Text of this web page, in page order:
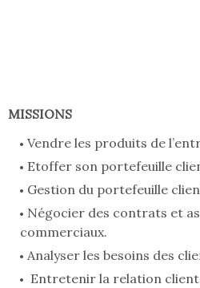
MISSIONS
Vendre les produits de
Etoffer son portefeuille
Gestion du portefeuille
Négocier des contrats et
commerciaux.
Analyser les besoins des
Entretenir la relation